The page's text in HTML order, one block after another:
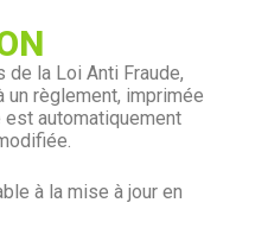
de la Loi Anti Fraude,
un règlement, imprimée
automatiquement
à la mise à jour en